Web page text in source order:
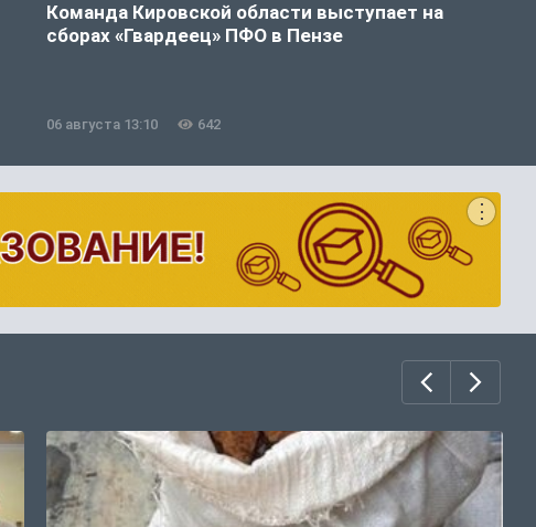
Команда Кировской области выступает на
сборах «Гвардеец» ПФО в Пензе
06 августа 13:10 642